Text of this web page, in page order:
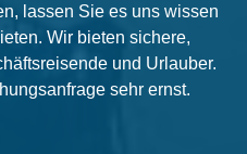
lassen Sie es uns wissen
Wir bieten sichere,
und Urlauber.
sehr ernst.